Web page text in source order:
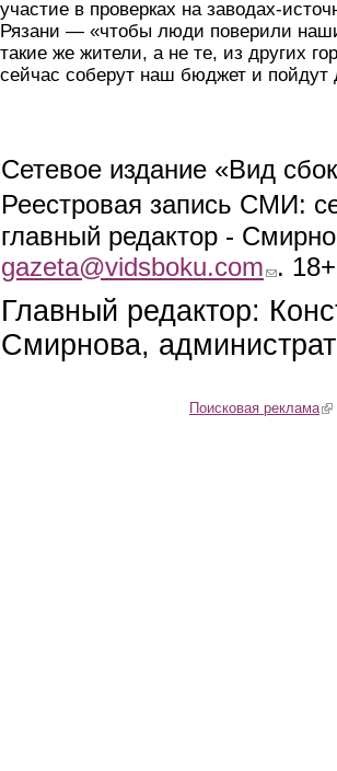
участие в проверках на заводах-
Рязани — «чтобы люди поверили
такие же жители, а не те, из других
сейчас соберут наш бюджет и пойдут
Сетевое издание «Вид
Реестровая запись СМИ:
главный редактор -
gazeta@vidsboku.com (link sends e-
. 18+
Главный редактор:
Смирнова,
Поисковая реклама